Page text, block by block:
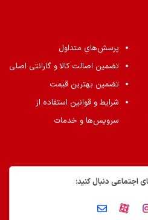
پرسش‌های متداول
تضمین اصالت کالا و گارانتی اصلی
تضمین بهترین قیمت
شرایط و قوانین استفاده از
سرویس‌ها و خدمات
اجتماعی دنبال کنید: